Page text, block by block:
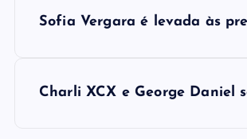
Sofia Vergara é levada às
Charli XCX e George Daniel